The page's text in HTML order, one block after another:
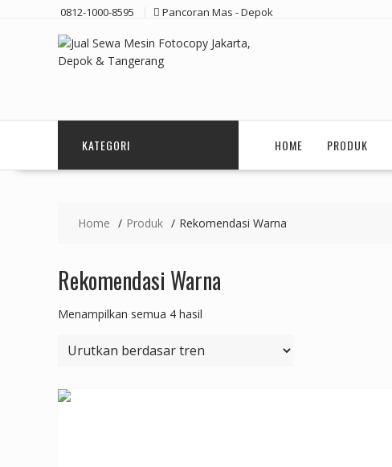
0812-1000-8595 Pancoran Mas - Depok
KATEGORI HOME PRODUK
Home Produk Rekomendasi Warna
Rekomendasi Warna
Menampilkan semua 4 hasil
popularitas